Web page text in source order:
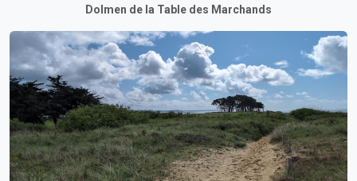
Dolmen de la Table des Marchands